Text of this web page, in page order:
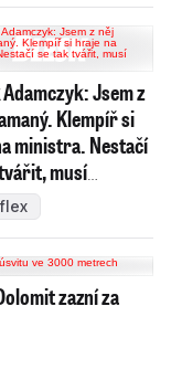
Jsem z
Klempíř si
ministra. Nestačí
musí
zazní za